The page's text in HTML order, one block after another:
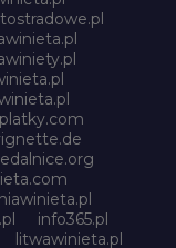
edalnice.org
info365.pl
litwawinieta.pl